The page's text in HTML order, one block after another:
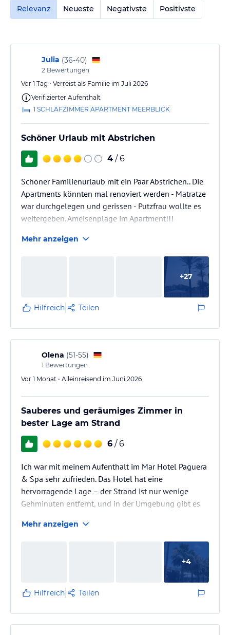
Relevanz
Neueste Negativste Positivste
Julia (36-40)
2 Bewertungen
Vor 1 Tag • Verreist als Familie im Juli 2026
Verifizierter Aufenthalt
1 SCHLAFZIMMER APARTMENT MEERBLICK
Schöner Urlaub mit Abstrichen
4 / 6
Schöner Familienurlaub mit ein Paar Abstrichen.. Die
Apartments könnten mal renoviert werden - Matratze
war durchgelegen und gerissen - Putzfrau wollte es
weitergeben. Ameisenplage im Apartment!!!
Mehr anzeigen
+27
Hilfreich Teilen
Olena (51-55)
1 Bewertungen
Vor 1 Monat • Alleinreisend im Juni 2026
Sauberes und geräumiges Zimmer in
bester Lage am Strand
6 / 6
Ich war mit meinem Aufenthalt im Mar Hotel Paguera
& Spa sehr zufrieden. Das Hotel hat eine
hervorragende Lage – der Strand ist nur wenige
Gehminuten entfernt, und in der Umgebung gibt es
gelungenen Urlaub braucht.
Mein Zimmer war sauber, gemütlich und geräumig. Es
wurde täglich gründlich gereinigt. Besonders
begeistert hat mich der wunderschöne Meerblick
vom Balkon. Es war jeden Morgen und Abend ein
Genuss, den Ausblick zu genießen – genau solche
Mehr anzeigen
+4
Hilfreich Teilen